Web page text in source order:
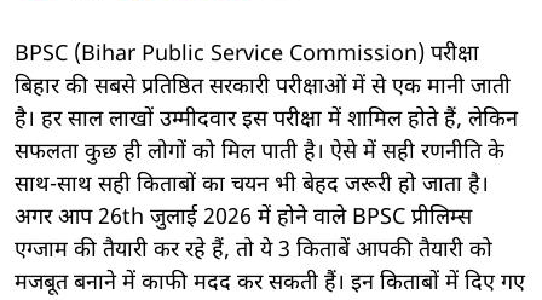
BPSC (Bihar Public Service Commission) परीक्षा
बिहार की सबसे प्रतिष्ठित सरकारी परीक्षाओं में से एक मानी जाती
है। हर साल लाखों उम्मीदवार इस परीक्षा में शामिल होते हैं, लेकिन
सफलता कुछ ही लोगों को मिल पाती है। ऐसे में सही रणनीति के
साथ-साथ सही किताबों का चयन भी बेहद जरूरी हो जाता है।
अगर आप 26th जुलाई 2026 में होने वाले BPSC प्रीलिम्स
एग्जाम की तैयारी कर रहे हैं, तो ये 3 किताबें आपकी तैयारी को
मजबूत बनाने में काफी मदद कर सकती हैं। इन किताबों में दिए गए